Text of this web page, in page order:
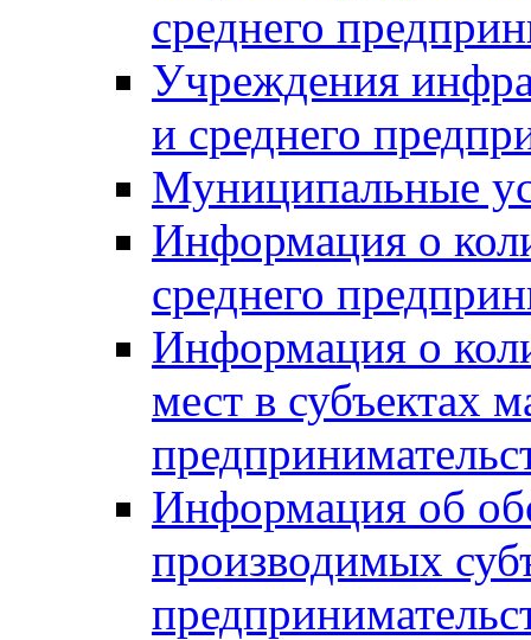
среднего
Учреждения
и среднего
Муниципальные
Информация о
среднего
Информация о
мест в субъектах
Информация об
производимых